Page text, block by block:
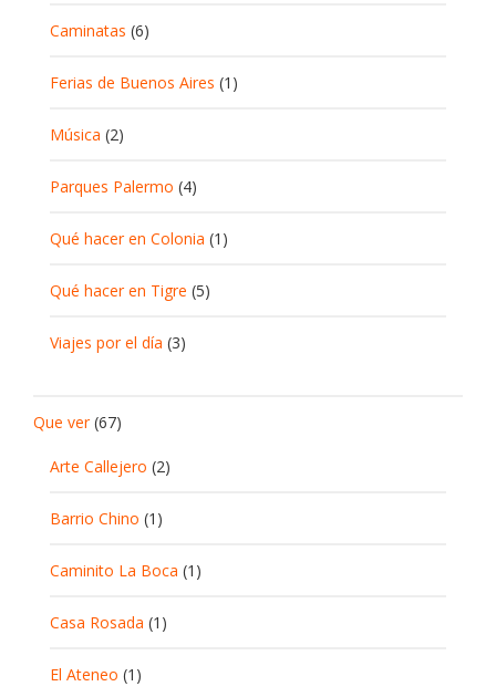
Caminatas (6)
Ferias de Buenos Aires (1)
Música (2)
Parques Palermo (4)
Qué hacer en Colonia (1)
Qué hacer en Tigre (5)
Viajes por el día (3)
Que ver(67)
Arte Callejero (2)
Barrio Chino (1)
Caminito La Boca (1)
Casa Rosada (1)
El Ateneo (1)